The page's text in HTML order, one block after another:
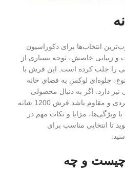
محبوب‌ترین انتخاب‌ها برای دکوراسیون
زیبایی خاصش، توجه بسیاری از
را جلب کرده است. این فرش با
جلوه‌ای لوکس به فضای خانه
دارد. اگر به دنبال محصولی
هستید که علاوه بر زیبایی، کاربردی و مقاوم باشد فرش 1200 شانه
ویژگی‌ها، مزایا و نکات مهم در
تا انتخابی مناسب برای
شانه چیست و چه